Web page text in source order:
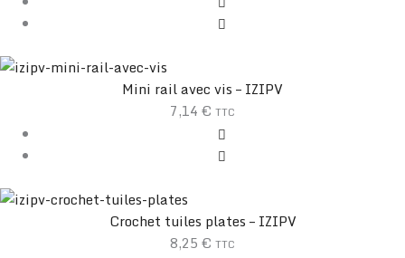
Mini rail avec vis – IZIPV
7,14 € TTC
Crochet tuiles plates – IZIPV
8,25 € TTC